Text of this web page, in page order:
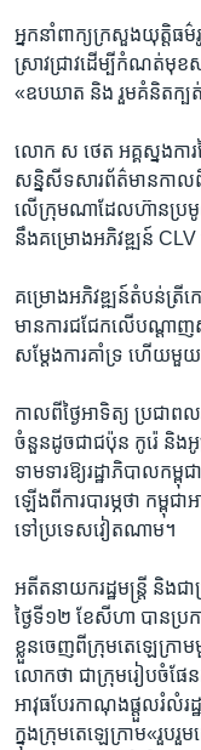
អ្នក​នាំ​ពាក្យ​ក្រសួង​យុត្តិធម៌​
ស្រាវជ្រាវ​ដើម្បី​កំណត់​មុ
«ឧបឃាត​ និង ​រួម​គំនិត​ក្ប
លោក ​ស ថេត ​អគ្គ​ស្នងការ​ន
សន្និសីទ​សារ​ព័ត៌មាន​កាល​ពី​ថ្
លើ​ក្រុម​ណា​ដែល​ហ៊ាន​ប្រមូល​ផ្
នឹង​គម្រោង​អភិវឌ្ឍន៍ ​CLV​
គម្រោង​អភិវឌ្ឍន៍​តំបន់​ត្រី
មាន​ការ​ជជែក​លើ​បណ្តា
សម្តែង​ការ​គាំទ្រ ​ហើយ​មួ
កាល​ពី​ថ្ងៃ​អាទិត្យ​ ​ប្រជា​ព
ចំនួន​ដូចជា​ជប៉ុន ​កូរ៉េ ​និង​អូស្
ទាមទារ​ឱ្យ​រដ្ឋា​ភិបាល​ក
ឡើង​ពី​ការ​បារម្ភ​ថា ​កម្ពុជ
ទៅ​ប្រទេស​វៀតណាម។​
អតីត​នាយក​រដ្ឋមន្រ្តី ​និង​
ថ្ងៃ​ទី​១២​ ខែ​សីហា ​បាន​ប្
ខ្លួន​ចេញ​ពី​ក្រុម​តេឡេក្រា
លោក​ថា ​ជាក្រុម​រៀបចំ​ផែន​ក
អាវុធ​បែរ​កាណុង​ផ្តួល​រំលំ​
ក្នុង​ក្រុម​តេឡេក្រាម​«រួបរួ